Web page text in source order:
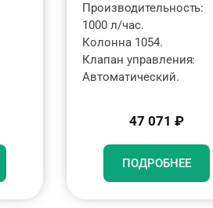
Производительность:
1000 л/час.
Колонна 1054.
Клапан управления:
Автоматический.
47 071 ₽
ПОДРОБНЕЕ